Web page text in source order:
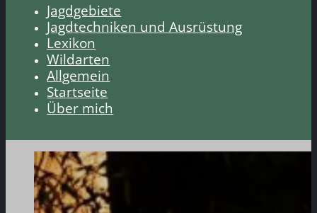
Jagdgebiete
Jagdtechniken und Ausrüstung
Lexikon
Wildarten
Allgemein
Startseite
Über mich